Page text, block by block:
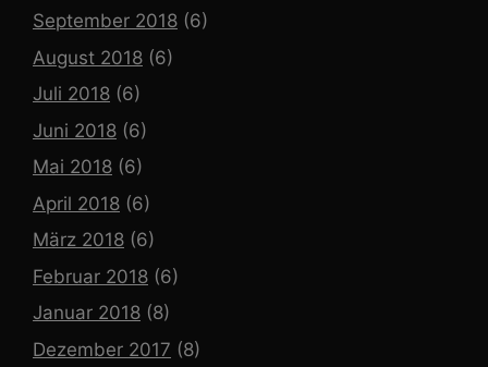
September 2018 (6)
August 2018 (6)
Juli 2018 (6)
Juni 2018 (6)
Mai 2018 (6)
April 2018 (6)
März 2018 (6)
Februar 2018 (6)
Januar 2018 (8)
Dezember 2017 (8)